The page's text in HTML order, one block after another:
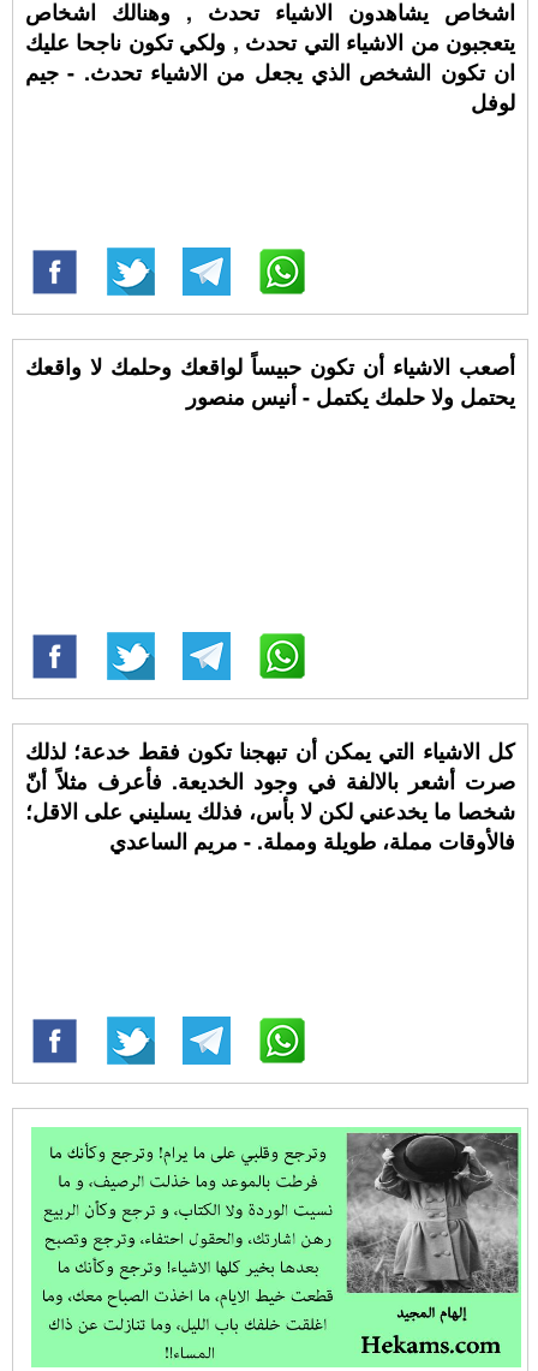
اشخاص يشاهدون الاشياء تحدث , وهنالك اشخاص
يتعجبون من الاشياء التي تحدث , ولكي تكون ناجحا عليك
ان تكون الشخص الذي يجعل من الاشياء تحدث. - جيم
لوفل
أصعب الاشياء أن تكون حبيساً لواقعك وحلمك لا واقعك
يحتمل ولا حلمك يكتمل - أنيس منصور
كل الاشياء التي يمكن أن تبهجنا تكون فقط خدعة؛ لذلك
صرت أشعر بالالفة في وجود الخديعة. فأعرف مثلاً أنّ
شخصا ما يخدعني لكن لا بأس، فذلك يسليني على الاقل؛
فالأوقات مملة، طويلة ومملة. - مريم الساعدي